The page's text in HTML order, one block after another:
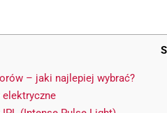
– jaki najlepiej wybrać?
elektryczne